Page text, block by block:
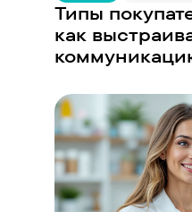
Типы
как